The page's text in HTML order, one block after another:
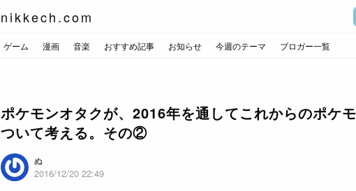
nikkech.com
ゲーム 漫画 音楽 おすすめ記事 お知らせ 今週のテーマ ブロガー一覧
ポケモンオタクが、2016年を通してこれからのポケ
ついて考える。その②
ぬ
2016/12/20 22:49